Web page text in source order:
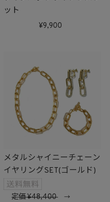
ット
9,900
メタルシャイニーチェーン
イヤリングSET(ゴールド)
定価 48,400→